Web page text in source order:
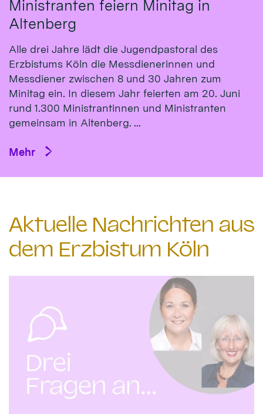
Ministranten feiern Minitag in
Altenberg
Alle drei Jahre lädt die Jugendpastoral des
Erzbistums Köln die Messdienerinnen und
Messdiener zwischen 8 und 30 Jahren zum
Minitag ein. In diesem Jahr feierten am 20. Juni
rund 1.300 Ministrantinnen und Ministranten
gemeinsam in Altenberg. ...
Mehr
Aktuelle Nachrichten aus
dem Erzbistum Köln